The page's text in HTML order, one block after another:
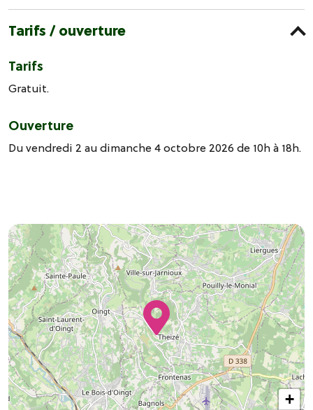
Tarifs / ouverture
Tarifs
Gratuit.
Ouverture
Du vendredi 2 au dimanche 4 octobre 2026 de 10h à 18h.
+